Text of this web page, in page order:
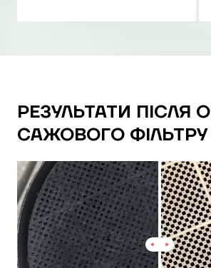
РЕЗУЛЬТАТИ ПІСЛЯ
САЖОВОГО ФІЛЬТРУ